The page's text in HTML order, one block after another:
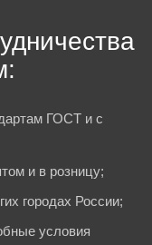
ГОСТ и с
и в розницу;
городах России;
условия